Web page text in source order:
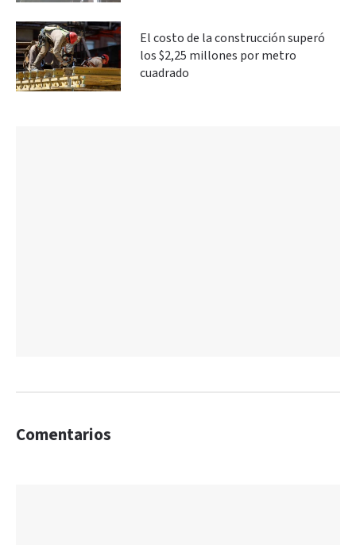
El costo de la construcción superó
los $2,25 millones por metro
cuadrado
Comentarios